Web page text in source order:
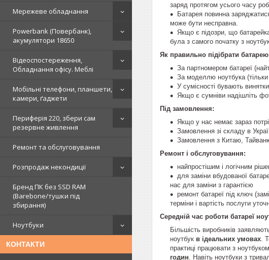
Мережеве обладнання
Powerbank (Повербанк),
акумулятори 18650
Відеоспостереження,
Обладнання офісу. Меблі
Мобільні телефони, планшети,
камери, ґаджети
Периферія 220, збери сам
резервне живлення
Ремонт та обслуговування
Розпродаж некондиції
Бренд ПК без SSD RAM
(Barebone/тушки під
збирання)
Ноутбуки
КОНТАКТИ
заряд протягом усього часу
Батарея повинна
може бути несправна.
Якщо є підозри, що
була з самого початку з
Як правильно підібрати
За партномером батареї
За моделлю ноутбука
У сумісності бувають
Якщо є сумніви надішліть
Під замовлення:
Якщо у нас немає зараз
Замовлення зі складу в
Замовлення з Китаю,
Ремонт і обслуговування:
найпростішим і логічним
для заміни вбудованої
нас для заміни з гарантією
ремонт батареї під ключ
терміни і вартість послуги
Середній час роботи батареї
Більшість виробників
ноутбук в ідеальних умовах .
практиці працювати з
годин . Навіть ноутбуки з